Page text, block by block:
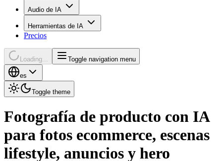
Audio de IA
Herramientas de IA
Precios
Loading... Toggle navigation menu
es
Toggle theme
Fotografía de producto con IA
para fotos ecommerce, escenas
lifestyle, anuncios y hero